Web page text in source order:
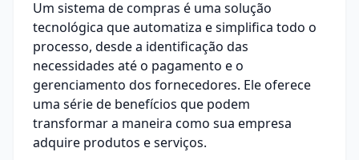
Um sistema de compras é uma solução
tecnológica que automatiza e simplifica todo o
processo, desde a identificação das
necessidades até o pagamento e o
gerenciamento dos fornecedores. Ele oferece
uma série de benefícios que podem
transformar a maneira como sua empresa
adquire produtos e serviços.